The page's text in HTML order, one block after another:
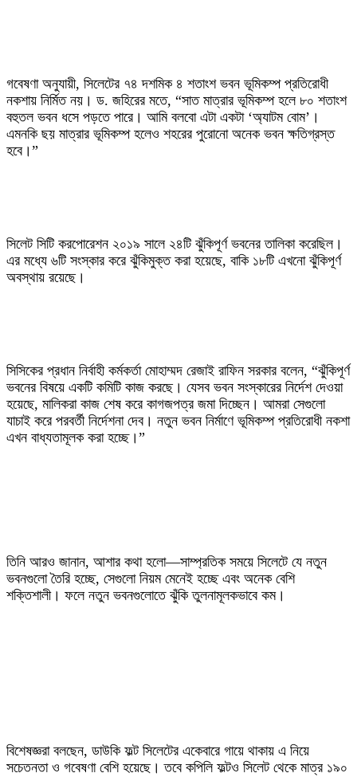
‎গবেষণা অনুযায়ী, সিলেটের ৭৪ দশমিক ৪ শতাংশ ভবন ভূমিকম্প প্রতিরোধী
নকশায় নির্মিত নয়। ড. জহিরের মতে, “সাত মাত্রার ভূমিকম্প হলে ৮০ শতাংশ
বহুতল ভবন ধসে পড়তে পারে। আমি বলবো এটা একটা ‘অ্যাটম বোম’।
এমনকি ছয় মাত্রার ভূমিকম্প হলেও শহরের পুরোনো অনেক ভবন ক্ষতিগ্রস্ত
হবে।”
‎সিলেট সিটি করপোরেশন ২০১৯ সালে ২৪টি ঝুঁকিপূর্ণ ভবনের তালিকা করেছিল।
এর মধ্যে ৬টি সংস্কার করে ঝুঁকিমুক্ত করা হয়েছে, বাকি ১৮টি এখনো ঝুঁকিপূর্ণ
অবস্থায় রয়েছে।
‎সিসিকের প্রধান নির্বাহী কর্মকর্তা মোহাম্মদ রেজাই রাফিন সরকার বলেন, “ঝুঁকিপূর্ণ
ভবনের বিষয়ে একটি কমিটি কাজ করছে। যেসব ভবন সংস্কারের নির্দেশ দেওয়া
হয়েছে, মালিকরা কাজ শেষ করে কাগজপত্র জমা দিচ্ছেন। আমরা সেগুলো
যাচাই করে পরবর্তী নির্দেশনা দেব। নতুন ভবন নির্মাণে ভূমিকম্প প্রতিরোধী নকশা
এখন বাধ্যতামূলক করা হচ্ছে।”
‎তিনি আরও জানান, আশার কথা হলো—সাম্প্রতিক সময়ে সিলেটে যে নতুন
ভবনগুলো তৈরি হচ্ছে, সেগুলো নিয়ম মেনেই হচ্ছে এবং অনেক বেশি
শক্তিশালী। ফলে নতুন ভবনগুলোতে ঝুঁকি তুলনামূলকভাবে কম।
‎বিশেষজ্ঞরা বলছেন, ডাউকি ফল্ট সিলেটের একেবারে গায়ে থাকায় এ নিয়ে
সচেতনতা ও গবেষণা বেশি হয়েছে। তবে কপিলি ফল্টও সিলেট থেকে মাত্র ১৯০